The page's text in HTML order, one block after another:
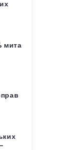
мита